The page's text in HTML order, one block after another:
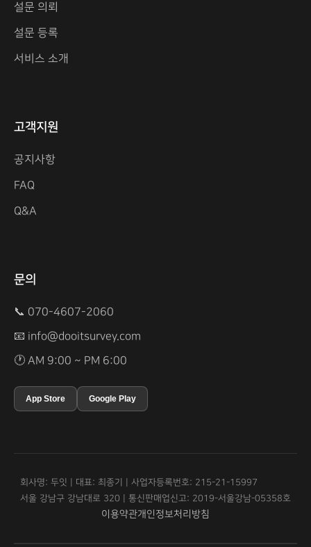
설문 의뢰
설문 등록
서비스 소개
고객지원
공지사항
FAQ
Q&A
문의
📞 070-4607-2060
📧 info@dooitsurvey.com
🕐 AM 9:00 ~ PM 6:00
App Store Google Play
회사명: 두잇 | 대표: 최종기 | 사업자등록번호: 215-21-15997
서울 강남구 강남대로 320 | 통신판매업신고: 2019-서울강남-05358호
이용약관개인정보처리방침